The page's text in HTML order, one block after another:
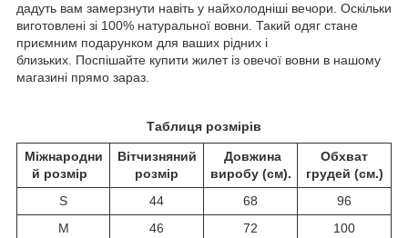
дадуть вам замерзнути навіть у найхолодніші вечори. Оскільки
виготовлені зі 100% натуральної вовни. Такий одяг стане
приємним подарунком для ваших рідних і
близьких. Поспішайте купити жилет із овечої вовни в нашому
магазині прямо зараз.
Таблиця розмірів
Міжнародни
й розмір
Вітчизняний
розмір
Довжина
виробу (см).
Обхват
грудей (см.)
S
44 68
96
M
46 72
100